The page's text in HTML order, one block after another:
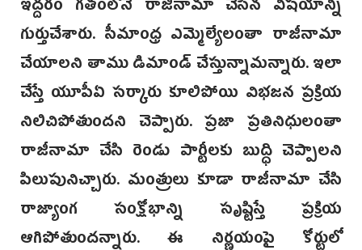
ఇద్దరం గతంలోనే రాజీనామా చేసిన విషయాన్ని
గుర్తుచేశారు. సీమాంధ్ర ఎమ్మెల్యేలంతా రాజీనామా
చేయాలని తాము డిమాండ్ చేస్తున్నామన్నారు. ఇలా
చేస్తే యూపీఏ సర్కారు కూలిపోయి విభజన ప్రక్రియ
నిలిచిపోతుందని చెప్పారు. ప్రజా ప్రతినిధులంతా
రాజీనామా చేసి రెండు పార్టీలకు బుద్ధి చెప్పాలని
పిలుపునిచ్చారు. మంత్రులు కూడా రాజీనామా చేసి
రాజ్యాంగ సంక్షోభాన్ని సృష్టిస్తే ప్రక్రియ
ఆగిపోతుందన్నారు. ఈ నిర్ణయంపై కోర్టులో